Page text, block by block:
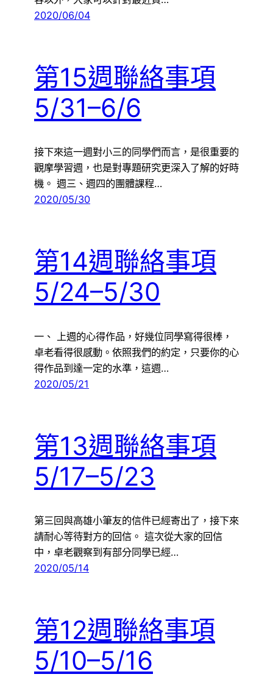
2020/06/04
第15週聯絡事項
5/31–6/6
接下來這一週對小三的同學們而言，是很重要的
觀摩學習週，也是對專題研究更深入了解的好時
機。 週三、週四的團體課程…
2020/05/30
第14週聯絡事項
5/24–5/30
一、 上週的心得作品，好幾位同學寫得很棒，
卓老看得很感動。依照我們的約定，只要你的心
得作品到達一定的水準，這週…
2020/05/21
第13週聯絡事項
5/17–5/23
第三回與高雄小筆友的信件已經寄出了，接下來
請耐心等待對方的回信。 這次從大家的回信
中，卓老觀察到有部分同學已經…
2020/05/14
第12週聯絡事項
5/10–5/16